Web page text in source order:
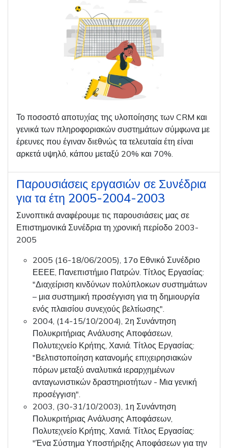
Το ποσοστό αποτυχίας της υλοποίησης των CRM και
γενικά των πληροφοριακών συστημάτων σύμφωνα με
έρευνες που έγιναν διεθνώς τα τελευταία έτη είναι
αρκετά υψηλό, κάπου μεταξύ 20% και 70%.
Παρουσιάσεις εργασιών σε Συνέδρια
για τα έτη 2005-2004-2003
Συνοπτικά αναφέρουμε τις παρουσιάσεις μας σε
Επιστημονικά Συνέδρια τη χρονική περίοδο 2003-
2005
2005 (16-18/06/2005), 17ο Εθνικό Συνέδριο
ΕΕΕΕ, Πανεπιστήμιο Πατρών. Τίτλος Εργασίας:
"Διαχείριση κινδύνων πολύπλοκων συστημάτων
– μια συστημική προσέγγιση για τη δημιουργία
ενός πλαισίου συνεχούς βελτίωσης".
2004, (14-15/10/2004), 2η Συνάντηση
Πολυκριτήριας Ανάλυσης Αποφάσεων,
Πολυτεχνείο Κρήτης, Χανιά. Τίτλος Εργασίας:
"Βελτιστοποίηση κατανομής επιχειρησιακών
πόρων μεταξύ αναλυτικά ιεραρχημένων
ανταγωνιστικών δραστηριοτήτων - Μια γενική
προσέγγιση".
2003, (30-31/10/2003), 1η Συνάντηση
Πολυκριτήριας Ανάλυσης Αποφάσεων,
Πολυτεχνείο Κρήτης, Χανιά. Τίτλος Εργασίας:
"Ένα Σύστημα Υποστήριξης Αποφάσεων για την